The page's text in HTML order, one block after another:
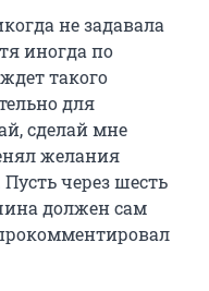
не задавала
иногда по
такого
для
сделай мне
желания
через шесть
должен сам